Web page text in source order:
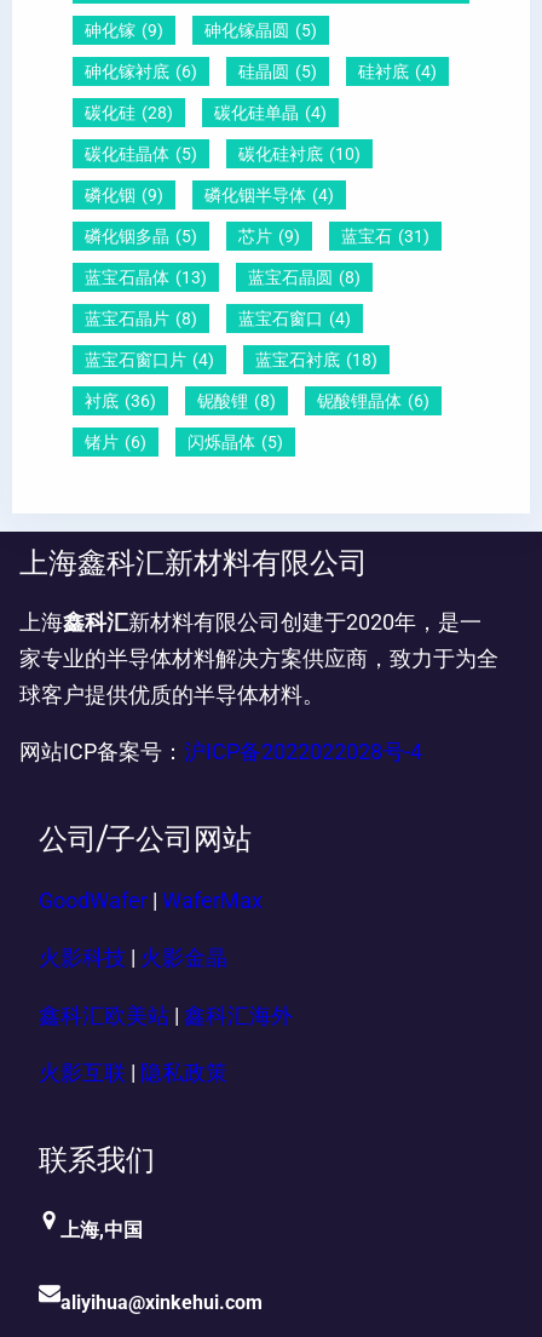
砷化镓 (9) 砷化镓晶圆 (5)
砷化镓衬底 (6) 硅晶圆 (5) 硅衬底 (4)
碳化硅 (28) 碳化硅单晶 (4)
碳化硅晶体 (5) 碳化硅衬底 (10)
磷化铟 (9) 磷化铟半导体 (4)
磷化铟多晶 (5) 芯片 (9) 蓝宝石 (31)
蓝宝石晶体 (13) 蓝宝石晶圆 (8)
蓝宝石晶片 (8) 蓝宝石窗口 (4)
蓝宝石窗口片 (4) 蓝宝石衬底 (18)
衬底 (36) 铌酸锂 (8) 铌酸锂晶体 (6)
锗片 (6) 闪烁晶体 (5)
上海鑫科汇新材料有限公司
上海鑫科汇新材料有限公司创建于2020年，是一
家专业的半导体材料解决方案供应商，致力于为全
球客户提供优质的半导体材料。
网站ICP备案号： 沪ICP备2022022028号-4
公司/子公司网站
GoodWafer | WaferMax
火影科技 火影金晶
鑫科汇欧美站 | 鑫科汇海外
火影互联 隐私政策
联系我们
上海,中国
aliyihua@xinkehui.com